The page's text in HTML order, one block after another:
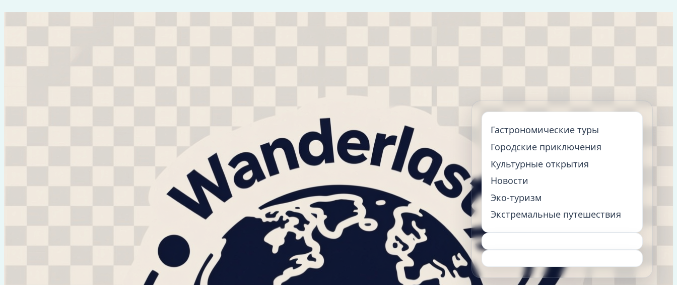
Перейти
Гастрономические туры
Городские приключения
Культурные открытия
Новости
Эко-туризм
Экстремальные путешествия